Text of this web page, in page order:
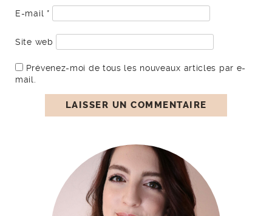
E-mail *
Site web
Prévenez-moi de tous les nouveaux articles par e-
mail.